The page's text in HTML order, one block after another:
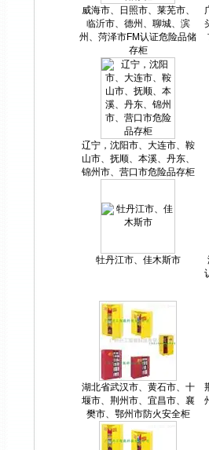
威海市、日照市、莱芜市、
临沂市、德州、聊城、滨
州、菏泽市FM认证危险品储
存柜
辽宁，沈阳市、大连市、鞍
山市、抚顺、本溪、丹东、
锦州市、营口市危险品存柜
牡丹江市、佳木斯市
湖北省武汉市、黄石市、十
堰市、荆州市、宜昌市、襄
樊市、鄂州市防火安全柜